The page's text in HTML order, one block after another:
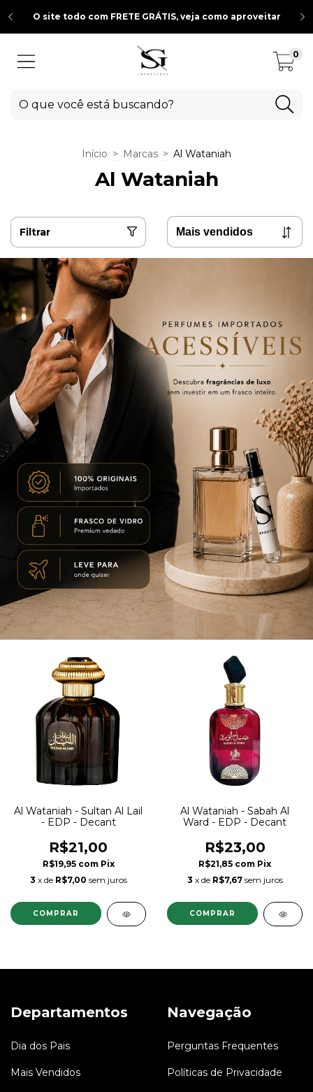
O site todo com FRETE GRÁTIS, veja como aproveitar
0
Início > Marcas > Al Wataniah
Al Wataniah
Filtrar
Al Wataniah - Sultan Al Lail
- EDP - Decant
R$21,00
R$19,95 com Pix
3 x de R$7,00 sem juros
COMPRAR
Al Wataniah - Sabah Al
Ward - EDP - Decant
R$23,00
R$21,85 com Pix
3 x de R$7,67 sem juros
COMPRAR
Departamentos
Dia dos Pais
Mais Vendidos
Navegação
Perguntas Frequentes
Políticas de Privacidade